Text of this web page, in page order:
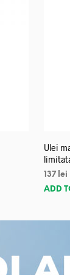
Ulei
137 lei
ADD